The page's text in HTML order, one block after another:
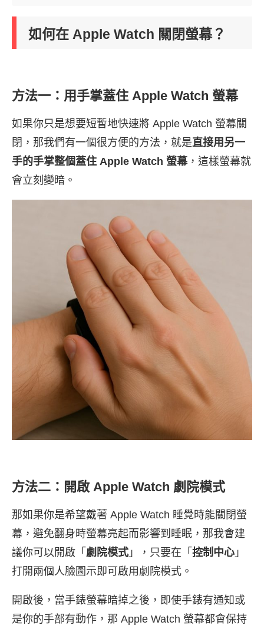
如何在 Apple Watch 關閉螢幕？
方法一：用手掌蓋住 Apple Watch 螢幕
如果你只是想要短暫地快速將 Apple Watch 螢幕關
閉，那我們有一個很方便的方法，就是直接用另一
手的手掌整個蓋住 Apple Watch 螢幕，這樣螢幕就
會立刻變暗。
方法二：開啟 Apple Watch 劇院模式
那如果你是希望戴著 Apple Watch 睡覺時能關閉螢
幕，避免翻身時螢幕亮起而影響到睡眠，那我會建
議你可以開啟「 劇院模式 」，只要在「 控制中心 」
打開兩個人臉圖示即可啟用劇院模式。
開啟後，當手錶螢幕暗掉之後，即使手錶有通知或
是你的手部有動作，那 Apple Watch 螢幕都會保持